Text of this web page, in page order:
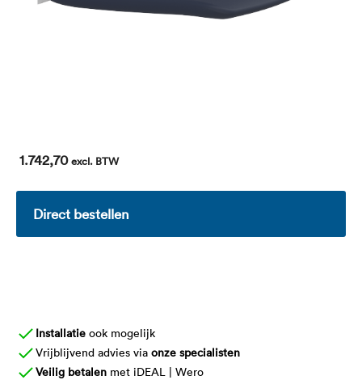
1.742,70 excl. BTW
Direct bestellen
Installatie ook mogelijk
Vrijblijvend advies via onze specialisten
Veilig betalen met iDEAL | Wero